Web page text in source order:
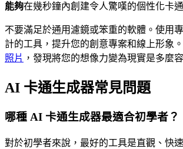
能夠在幾秒鐘內創建令人驚嘆的個性化卡
不要滿足於通用濾鏡或笨重的軟體。使用
計的工具，提升您的創意專案和線上形象。
照片 ，發現將您的想像力變為現實是多麼
AI 卡通生成器常見問題
哪種 AI 卡通生成器最適合初學者？
對於初學者來說，最好的工具是直觀、快